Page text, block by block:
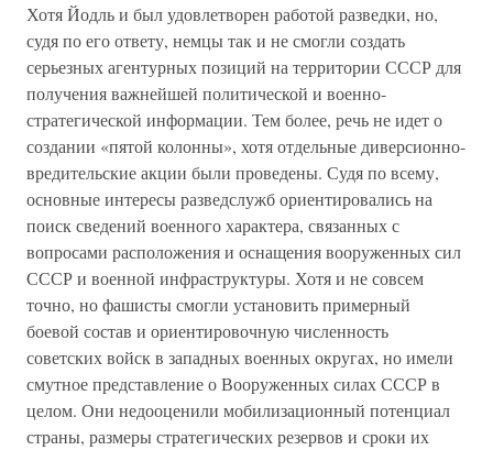
Хотя Йодль и был удовлетворен работой разведки, но,
судя по его ответу, немцы так и не смогли создать
серьезных агентурных позиций на территории СССР для
получения важнейшей политической и военно-
стратегической информации. Тем более, речь не идет о
создании «пятой колонны», хотя отдельные диверсионно-
вредительские акции были проведены. Судя по всему,
основные интересы разведслужб ориентировались на
поиск сведений военного характера, связанных с
вопросами расположения и оснащения вооруженных сил
СССР и военной инфраструктуры. Хотя и не совсем
точно, но фашисты смогли установить примерный
боевой состав и ориентировочную численность
советских войск в западных военных округах, но имели
смутное представление о Вооруженных силах СССР в
целом. Они недооценили мобилизационный потенциал
страны, размеры стратегических резервов и сроки их